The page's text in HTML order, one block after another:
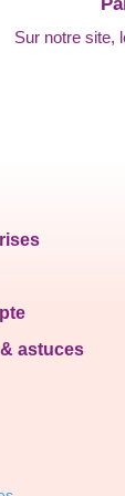
Sur notre site,
astuces